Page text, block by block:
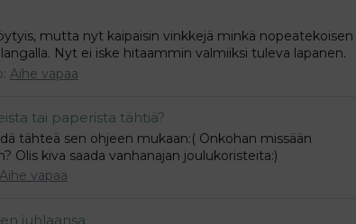
mutta nyt kaipaisin vinkkejä minkä nopeatekoisen
Nyt ei iske hitaammin valmiiksi tuleva lapanen.
Aihe vapaa
tai paperista tähtiä?
tähteä sen ohjeen mukaan:( Onkohan missään
Olis kiva saada vanhanajan joulukoristeita:)
Aihe vapaa
juhlaansa